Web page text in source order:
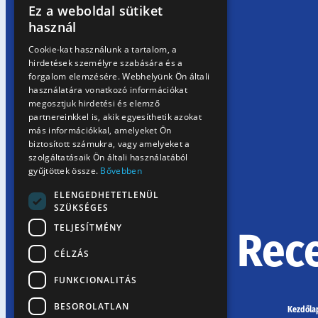
SK
RO
Ez a weboldal sütiket
használ
Cookie-kat használunk a tartalom, a
hirdetések személyre szabására és a
forgalom elemzésére. Webhelyünk Ön általi
használatára vonatkozó információkat
megosztjuk hirdetési és elemző
partnereinkkel is, akik egyesíthetik azokat
más információkkal, amelyeket Ön
biztosított számukra, vagy amelyeket a
szolgáltatásaik Ön általi használatából
gyűjtöttek össze. Bővebben
ELENGEDHETETLENÜL
SZÜKSÉGES
TELJESÍTMÉNY
CÉLZÁS
FUNKCIONALITÁS
BESOROLATLAN